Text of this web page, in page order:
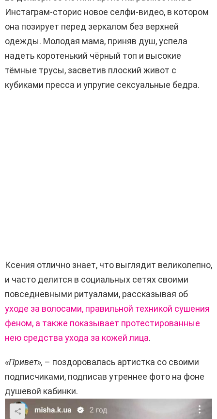
Инстаграм-сторис новое селфи-видео, в котором
она позирует перед зеркалом без верхней
одежды. Молодая мама, приняв душ, успела
надеть коротенький чёрный топ и высокие
тёмные трусы, засветив плоский живот с
кубиками пресса и упругие сексуальные бедра.
Ксения отлично знает, что выглядит великолепно,
и часто делится в социальных сетях своими
повседневными ритуалами, рассказывая об
уходе за волосами, правильной техникой сушения
феном, а также показывает протестированные
нею средства ухода за кожей лица.
«Привет», – поздоровалась артистка со своими
подписчиками, подписав утреннее фото на фоне
душевой кабинки.